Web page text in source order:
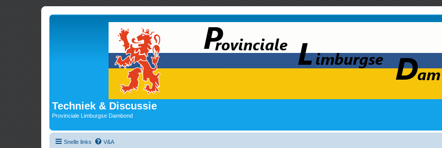
Techniek & Discussie
Provinciale Limburgse Dambond
Snelle links V&A